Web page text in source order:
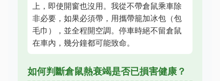
上，即使開窗也沒用。我從不帶倉鼠乘車除
非必要，如果必須帶，用攜帶籠加冰包（包
毛巾），並全程開空調。停車時絕不留倉鼠
在車內，幾分鐘都可能致命。
如何判斷倉鼠熱衰竭是否已損害健康？